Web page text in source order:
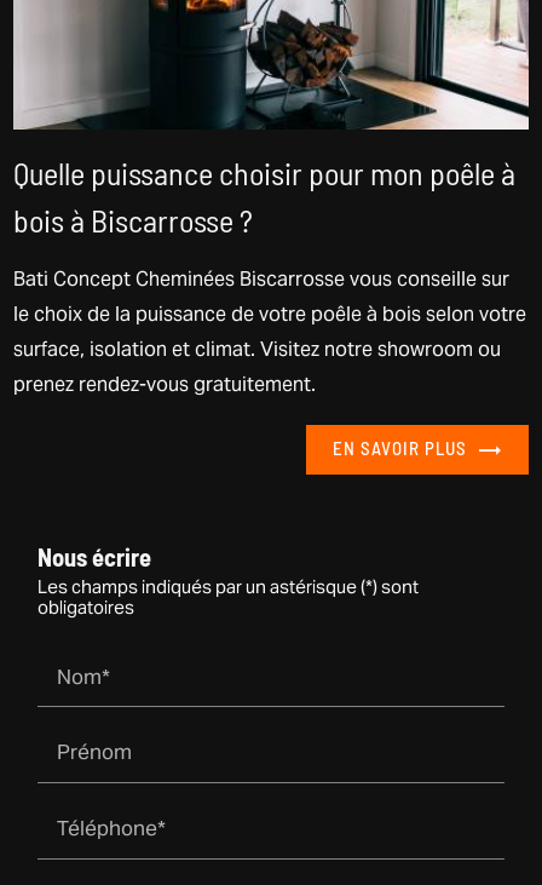
Quelle puissance choisir pour mon poêle à
bois à Biscarrosse ?
Bati Concept Cheminées Biscarrosse vous conseille sur
le choix de la puissance de votre poêle à bois selon votre
surface, isolation et climat. Visitez notre showroom ou
prenez rendez-vous gratuitement.
EN SAVOIR PLUS
Nous écrire
Les champs indiqués par un astérisque (*) sont
obligatoires
Nom*
Prénom
Téléphone*